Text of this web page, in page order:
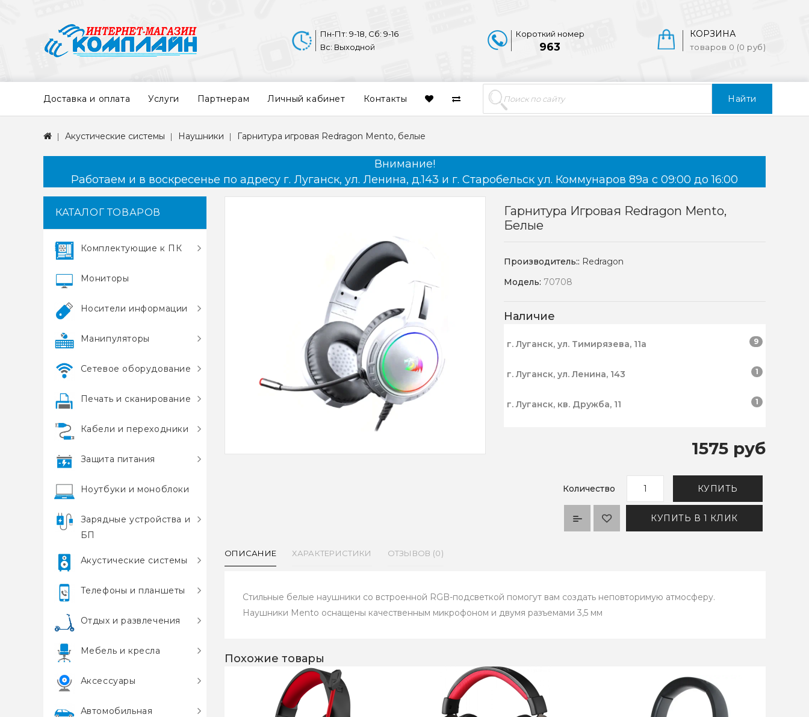
Найти
КОРЗИНА
товаров 0 (0 руб)
Короткий номер
963
Пн-Пт: 9-18, Сб: 9-16
Вс: Выходной
Доставка и оплата Услуги Партнерам Личный кабинет Контакты
Акустические системы Наушники Гарнитура игровая Redragon Mento, белые
Внимание!
Работаем и в воскресенье по адресу г. Луганск, ул. Ленина, д.143 и г. Старобельск ул. Коммунаров 89а с 09:00 до 16:00
КАТАЛОГ ТОВАРОВ
Комплектующие к ПК
Мониторы
Носители информации
Манипуляторы
Сетевое оборудование
Печать и сканирование
Кабели и переходники
Защита питания
Ноутбуки и моноблоки
Зарядные устройства и
БП
Акустические системы
Телефоны и планшеты
Отдых и развлечения
Мебель и кресла
Аксессуары
Автомобильная
Гарнитура Игровая Redragon Mento,
Белые
Производитель:: Redragon
Модель: 70708
Наличие
г. Луганск, ул. Тимирязева, 11а 9
г. Луганск, ул. Ленина, 143 1
г. Луганск, кв. Дружба, 11 1
1575 руб
Количество КУПИТЬ
КУПИТЬ В 1 КЛИК
ОПИСАНИЕ ХАРАКТЕРИСТИКИ ОТЗЫВОВ (0)
Стильные белые наушники со встроенной RGB-подсветкой помогут вам создать неповторимую атмосферу.
Наушники Mento оснащены качественным микрофоном и двумя разъемами 3,5 мм
Похожие товары